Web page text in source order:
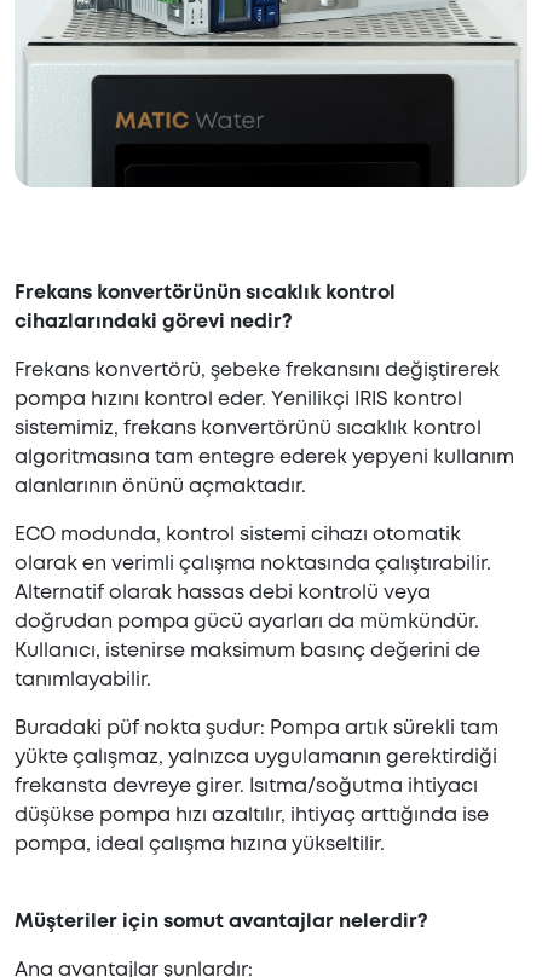
Frekans konvertörünün sıcaklık kontrol
cihazlarındaki görevi nedir?
Frekans konvertörü, şebeke frekansını değiştirerek
pompa hızını kontrol eder. Yenilikçi IRIS kontrol
sistemimiz, frekans konvertörünü sıcaklık kontrol
algoritmasına tam entegre ederek yepyeni kullanım
alanlarının önünü açmaktadır.
ECO modunda, kontrol sistemi cihazı otomatik
olarak en verimli çalışma noktasında çalıştırabilir.
Alternatif olarak hassas debi kontrolü veya
doğrudan pompa gücü ayarları da mümkündür.
Kullanıcı, istenirse maksimum basınç değerini de
tanımlayabilir.
Buradaki püf nokta şudur: Pompa artık sürekli tam
yükte çalışmaz, yalnızca uygulamanın gerektirdiği
frekansta devreye girer. Isıtma/soğutma ihtiyacı
düşükse pompa hızı azaltılır, ihtiyaç arttığında ise
pompa, ideal çalışma hızına yükseltilir.
Müşteriler için somut avantajlar nelerdir?
Ana avantajlar şunlardır: